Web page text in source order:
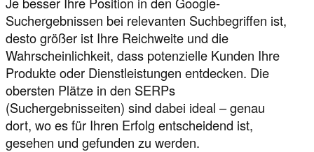
Suchergebnissen bei relevanten Suchbegriffen ist,
desto größer ist Ihre Reichweite und die
Wahrscheinlichkeit, dass potenzielle Kunden Ihre
Produkte oder Dienstleistungen entdecken. Die
obersten Plätze in den SERPs
(Suchergebnisseiten) sind dabei ideal – genau
dort, wo es für Ihren Erfolg entscheidend ist,
gesehen und gefunden zu werden.